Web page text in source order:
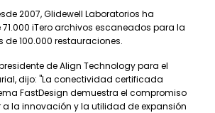
2007, Glidewell Laboratorios ha
iTero archivos escaneados para la
100.000 restauraciones.
de Align Technology para el
dijo: "La conectividad certificada
FastDesign demuestra el compromiso
a la innovación y la utilidad de expansión